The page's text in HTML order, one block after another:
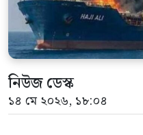
নিউজ ডেস্ক
১৪ মে ২০২৬, ১৮:০৪